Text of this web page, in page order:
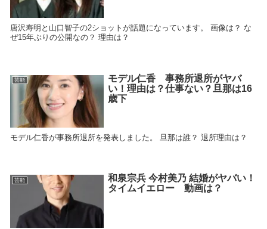
唐沢寿明と山口智子の2ショットが話題になっています。 画像は？ な
ぜ15年ぶりの公開なの？ 理由は？
芸能
モデル仁香 事務所退所がヤバ
い！理由は？仕事ない？旦那は16
歳下
モデル仁香が事務所退所を発表しました。 旦那は誰？ 退所理由は？
芸能
和泉宗兵 今村美乃 結婚がヤバい！
タイムイエロー 動画は？